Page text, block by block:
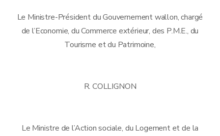
Le Ministre-Président du Gouvernement wallon, chargé
de l’Economie, du Commerce extérieur, des P.M.E., du
Tourisme et du Patrimoine,
R. COLLIGNON
Le Ministre de l’Action sociale, du Logement et de la